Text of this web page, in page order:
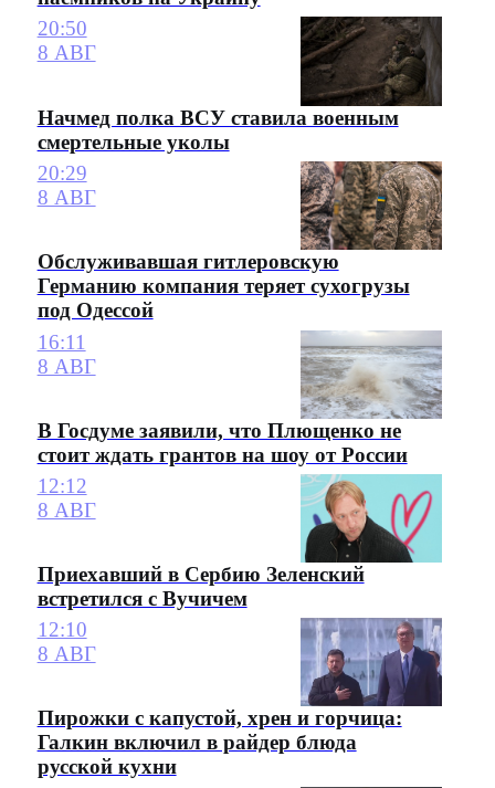
20:50
8 АВГ
Начмед полка ВСУ ставила военным
смертельные уколы
20:29
8 АВГ
Обслуживавшая гитлеровскую
Германию компания теряет сухогрузы
под Одессой
16:11
8 АВГ
В Госдуме заявили, что Плющенко не
стоит ждать грантов на шоу от России
12:12
8 АВГ
Приехавший в Сербию Зеленский
встретился с Вучичем
12:10
8 АВГ
Пирожки с капустой, хрен и горчица:
Галкин включил в райдер блюда
русской кухни